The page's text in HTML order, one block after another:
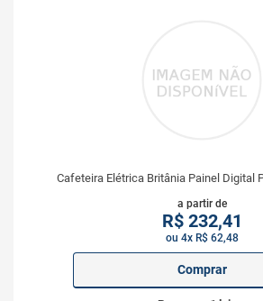
Cafeteira Elétrica Britânia Painel Digital
a partir de
R$232,41
ou 4x R$ 62,48
Comprar